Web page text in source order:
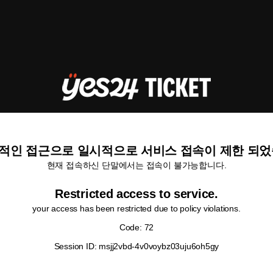
인 접근으로 일시적으로 서비스 접속이 제한 되
현재 접속하신 단말에서는 접속이 불가능합니다.
Restricted access to service.
your access has been restricted due to policy violations.
Code: 72
Session ID: msjj2vbd-4v0voybz03uju6oh5gy